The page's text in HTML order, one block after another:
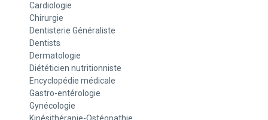
Cardiologie
Chirurgie
Dentisterie Généraliste
Dentists
Dermatologie
Diététicien nutritionniste
Encyclopédie médicale
Gastro-entérologie
Gynécologie